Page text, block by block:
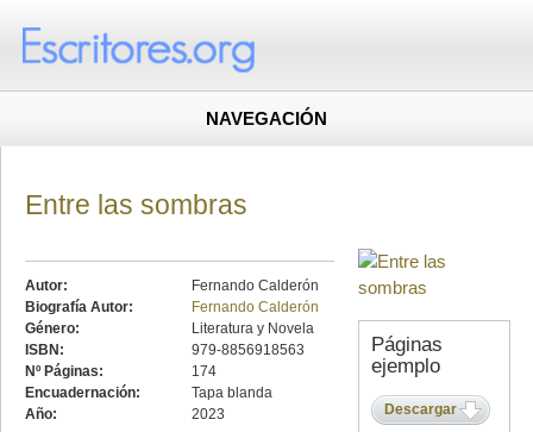
NAVEGACIÓN
Páginas
ejemplo
Descargar
Entre las sombras
Autor:
Fernando Calderón
Biografía Autor:
Fernando Calderón
Género:
Literatura y Novela
ISBN:
979-8856918563
Nº Páginas:
174
Encuadernación:
Tapa blanda
Año:
2023